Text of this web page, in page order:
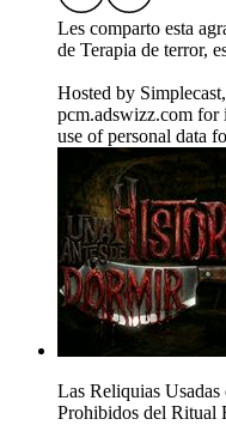
Les comparto esta
de Terapia de terror,
Hosted by
pcm.adswizz.com for
use of personal data
Las Reliquias
Prohibidos del Ritual